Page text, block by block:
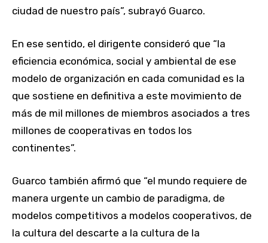
ciudad de nuestro país”, subrayó Guarco.
En ese sentido, el dirigente consideró que “la
eficiencia económica, social y ambiental de ese
modelo de organización en cada comunidad es la
que sostiene en definitiva a este movimiento de
más de mil millones de miembros asociados a tres
millones de cooperativas en todos los
continentes”.
Guarco también afirmó que “el mundo requiere de
manera urgente un cambio de paradigma, de
modelos competitivos a modelos cooperativos, de
la cultura del descarte a la cultura de la